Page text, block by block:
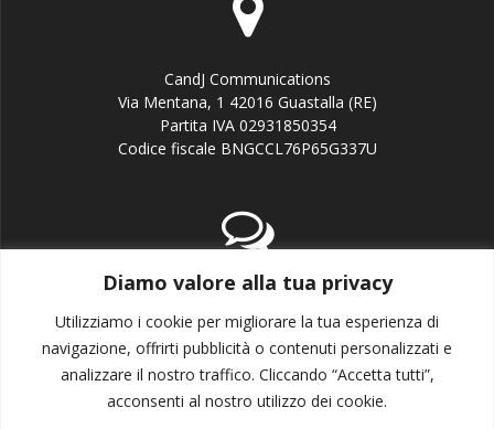
Diamo valore alla tua privacy
Utilizziamo i cookie per migliorare la tua esperienza di
navigazione, offrirti pubblicità o contenuti personalizzati e
analizzare il nostro traffico. Cliccando “Accetta tutti”,
acconsenti al nostro utilizzo dei cookie.
CandJ Communications
Via Mentana, 1 42016 Guastalla (RE)
Partita IVA 02931850354
Codice fiscale BNGCCL76P65G337U
email:info@candj.it
Office: +39 338 3643199